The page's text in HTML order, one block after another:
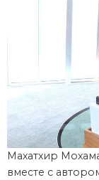
Махатхир
вместе с